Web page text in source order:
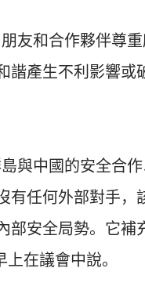
友和合作夥伴尊
產生不利影響或破
與中國的安全合
有任何外部對手
部安全局勢。它補
在議會中說。